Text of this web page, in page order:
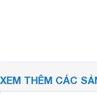
XEM THÊM CÁC